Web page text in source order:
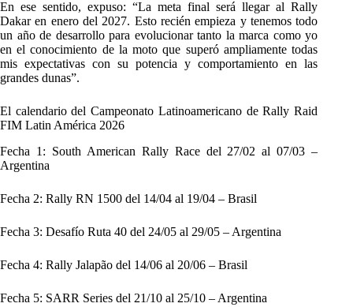
En ese sentido, expuso: “La meta final será llegar al Rally
Dakar en enero del 2027. Esto recién empieza y tenemos todo
un año de desarrollo para evolucionar tanto la marca como yo
en el conocimiento de la moto que superó ampliamente todas
mis expectativas con su potencia y comportamiento en las
grandes dunas”.
El calendario del Campeonato Latinoamericano de Rally Raid
FIM Latin América 2026
Fecha 1: South American Rally Race del 27/02 al 07/03 –
Argentina
Fecha 2: Rally RN 1500 del 14/04 al 19/04 – Brasil
Fecha 3: Desafío Ruta 40 del 24/05 al 29/05 – Argentina
Fecha 4: Rally Jalapão del 14/06 al 20/06 – Brasil
Fecha 5: SARR Series del 21/10 al 25/10 – Argentina